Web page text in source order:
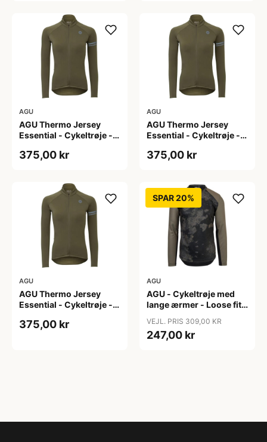
AGU
AGU Thermo Jersey
Essential - Cykeltrøje -
S
375,00 kr
AGU
AGU Thermo Jersey
Essential - Cykeltrøje -
XL
375,00 kr
AGU
AGU Thermo Jersey
Essential - Cykeltrøje -
XXL
375,00 kr
SPAR 20%
AGU
AGU - Cykeltrøje med
lange ærmer - Loose fit -
VEJL. PRIS 309,00 KR
247,00 kr